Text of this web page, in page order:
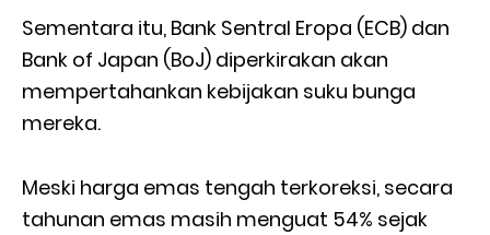
Sementara itu, Bank Sentral Eropa (ECB) dan
Bank of Japan (BoJ) diperkirakan akan
mempertahankan kebijakan suku bunga
mereka.
Meski harga emas tengah terkoreksi, secara
tahunan emas masih menguat 54% sejak